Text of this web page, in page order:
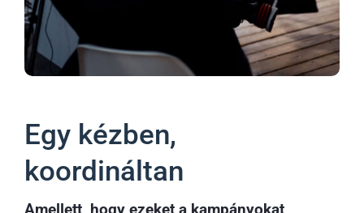
Egy kézben,
koordináltan
Amellett, hogy ezeket a kampányokat